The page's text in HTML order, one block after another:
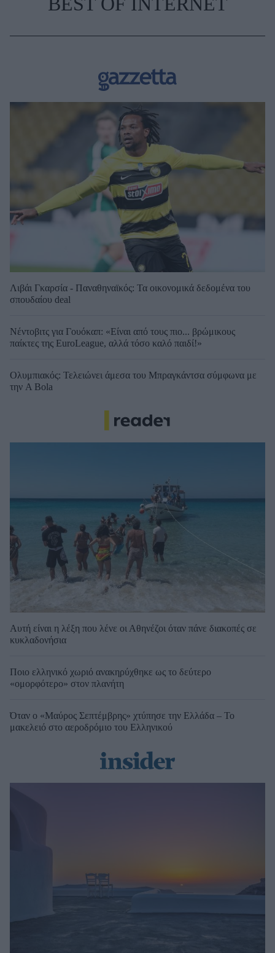
Λιβάι Γκαρσία - Παναθηναϊκός: Τα οικονομικά δεδομένα του
σπουδαίου deal
Νέντοβιτς για Γουόκαπ: «Είναι από τους πιο... βρώμικους
παίκτες της EuroLeague, αλλά τόσο καλό παιδί!»
Ολυμπιακός: Τελειώνει άμεσα του Μπραγκάντσα σύμφωνα με
την A Bola
Αυτή είναι η λέξη που λένε οι Αθηνέζοι όταν πάνε διακοπές σε
κυκλαδονήσια
Ποιο ελληνικό χωριό ανακηρύχθηκε ως το δεύτερο
«ομορφότερο» στον πλανήτη
Όταν ο «Μαύρος Σεπτέμβρης» χτύπησε την Ελλάδα – Το
μακελειό στο αεροδρόμιο του Ελληνικού